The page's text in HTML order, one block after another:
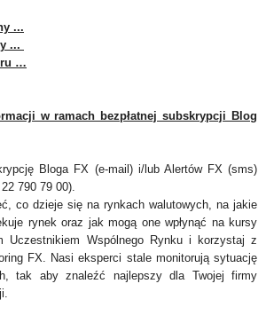
...
...
…
w ramach bezpłatnej subskrypcji Blog
Bloga FX (e-mail) i/lub Alertów FX (sms)
790 79 00).
co dzieje się na rynkach walutowych, na jakie
rynek oraz jak mogą one wpłynąć na kursy
Uczestnikiem Wspólnego Rynku i korzystaj z
FX. Nasi eksperci stale monitorują sytuację
tak aby znaleźć najlepszy dla Twojej firmy